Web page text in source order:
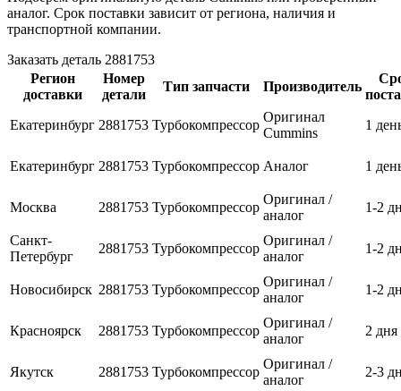
аналог. Срок поставки зависит от региона, наличия и
транспортной компании.
Заказать деталь 2881753
Регион
доставки
Номер
детали
Тип запчасти Производитель
Екатеринбург 2881753 Турбокомпрессор
Оригинал
Cummins
1
Екатеринбург 2881753 Турбокомпрессор Аналог 1
Москва 2881753 Турбокомпрессор
Оригинал /
аналог
1-2
Санкт-
Петербург
2881753 Турбокомпрессор
Оригинал /
аналог
1-2
Новосибирск 2881753 Турбокомпрессор
Оригинал /
аналог
1-2
Красноярск 2881753 Турбокомпрессор
Оригинал /
аналог
2 дня
Якутск 2881753 Турбокомпрессор
Оригинал /
аналог
2-3